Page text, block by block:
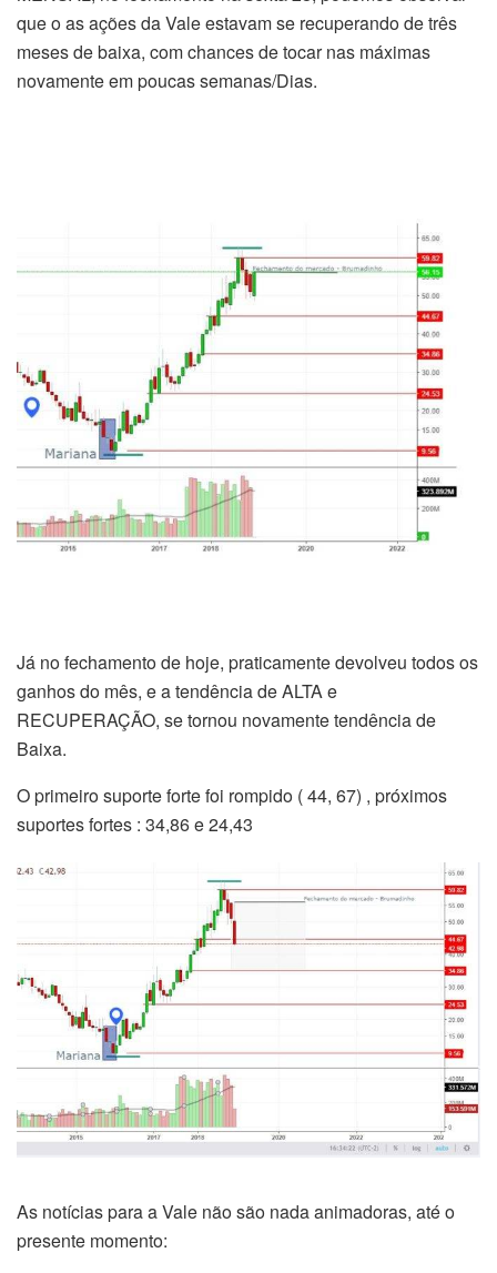
que o as ações da Vale estavam se recuperando de três
meses de baixa, com chances de tocar nas máximas
novamente em poucas semanas/Dias.
Já no fechamento de hoje, praticamente devolveu todos os
ganhos do mês, e a tendência de ALTA e
RECUPERAÇÃO, se tornou novamente tendência de
Baixa.
O primeiro suporte forte foi rompido ( 44, 67) , próximos
suportes fortes : 34,86 e 24,43
As notícias para a Vale não são nada animadoras, até o
presente momento: